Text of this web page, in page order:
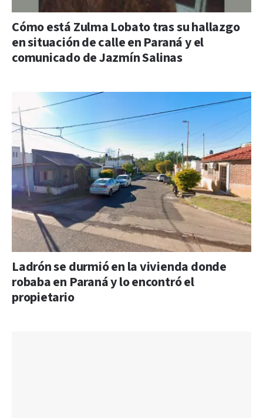
Cómo está Zulma Lobato tras su hallazgo
en situación de calle en Paraná y el
comunicado de Jazmín Salinas
Ladrón se durmió en la vivienda donde
robaba en Paraná y lo encontró el
propietario